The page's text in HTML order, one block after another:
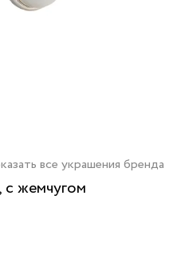
все украшения бренда
с жемчугом